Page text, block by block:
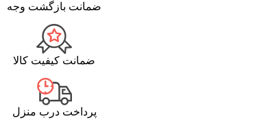
ضمانت بازگشت وجه
ضمانت کیفیت کالا
پرداخت درب منزل